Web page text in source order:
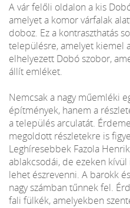
A vár felőli oldalon a kis
amelyet a komor várfalak
doboz. Ez a kontraszthatás
településre, amelyet kiemel
elhelyezett Dobó szobor,
állít emléket.
Nemcsak a nagy műemléki
építmények, hanem a
a település arculatát.
megoldott részletekre is
Leghíresebbek Fazola
ablakcsodái, de ezeken
lehet észrevenni. A barokk
nagy számban tűnnek fel.
fali fülkék, amelyekben